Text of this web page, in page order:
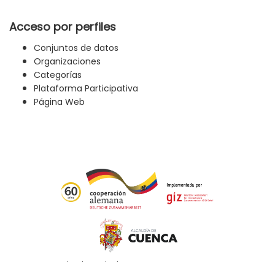
Acceso por perfiles
Conjuntos de datos
Organizaciones
Categorías
Plataforma Participativa
Página Web